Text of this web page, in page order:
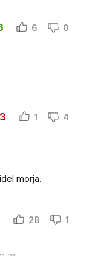
6 0
1 4
morja.
28 1